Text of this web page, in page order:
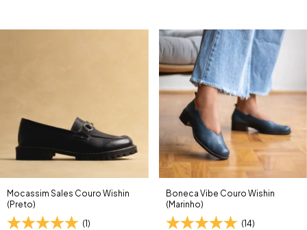
Mocassim Sales Couro Wishin
(Preto)
(1)
Boneca Vibe Couro Wishin
(Marinho)
(14)